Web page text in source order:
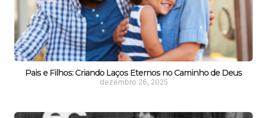
Pais e Filhos: Criando Laços Eternos no Caminho de Deus
dezembro 26, 2025